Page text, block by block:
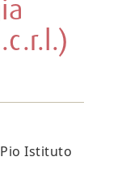
Pio Istituto